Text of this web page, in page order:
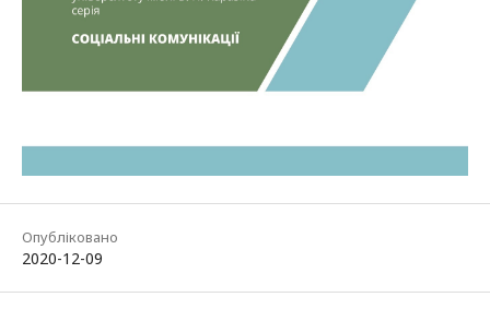
Опубліковано
2020-12-09